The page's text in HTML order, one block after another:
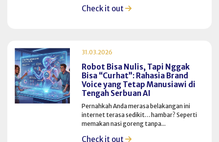
Check it out
31.03.2026
Robot Bisa Nulis, Tapi Nggak
Bisa “Curhat”: Rahasia Brand
Voice yang Tetap Manusiawi di
Tengah Serbuan AI
Pernahkah Anda merasa belakangan ini
internet terasa sedikit… hambar? Seperti
memakan nasi goreng tanpa...
Check it out